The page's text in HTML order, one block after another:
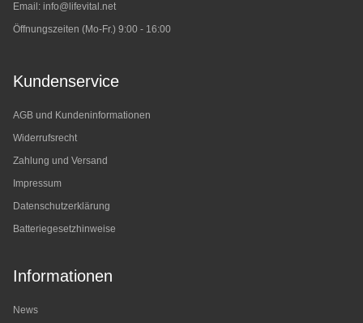
Email: info@lifevital.net
Öffnungszeiten (Mo-Fr.) 9:00 - 16:00
Kundenservice
AGB und Kundeninformationen
Widerrufsrecht
Zahlung und Versand
Impressum
Datenschutzerklärung
Batteriegesetzhinweise
Informationen
News